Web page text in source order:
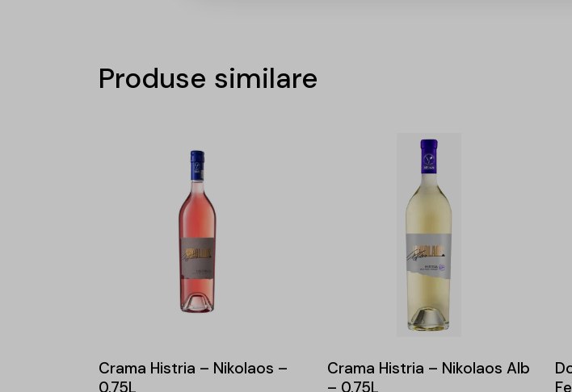
Produse similare
Crama Histria – Nikolaos –
0.75L
Crama Histria – Nikolaos Alb
– 0.75L